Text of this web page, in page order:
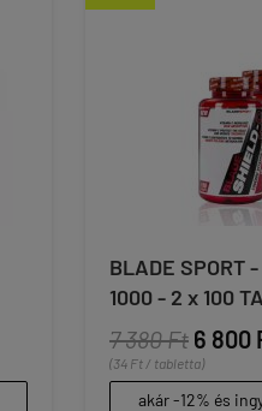
BLADE SPORT
1000 - 2 x 100
7 380 Ft 6 800
(34 Ft / tabletta)
akár -12% és